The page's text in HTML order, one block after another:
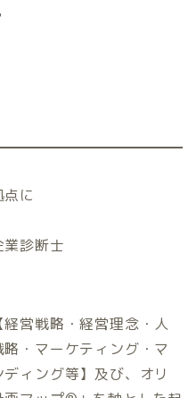
に
診断士
営戦略・経営理念・人
・マーケティング・マ
ィング等】及び、オリ